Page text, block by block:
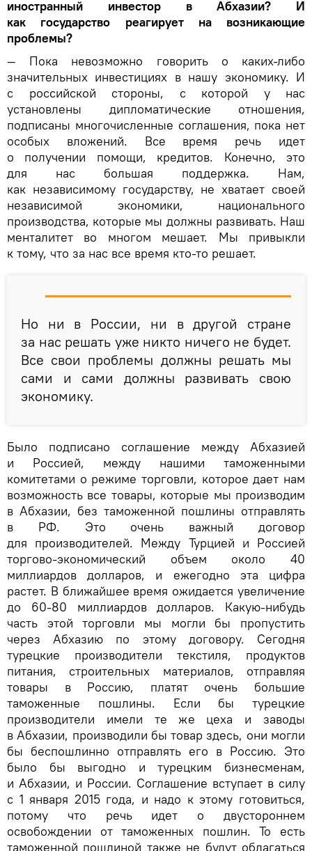
иностранный инвестор в Абхазии? И
как государство реагирует на возникающие
проблемы?
— Пока невозможно говорить о каких-либо
значительных инвестициях в нашу экономику. И
с российской стороны, с которой у нас
установлены дипломатические отношения,
подписаны многочисленные соглашения, пока нет
особых вложений. Все время речь идет
о получении помощи, кредитов. Конечно, это
для нас большая поддержка. Нам,
как независимому государству, не хватает своей
независимой экономики, национального
производства, которые мы должны развивать. Наш
менталитет во многом мешает. Мы привыкли
к тому, что за нас все время кто-то решает.
Но ни в России, ни в другой стране
за нас решать уже никто ничего не будет.
Все свои проблемы должны решать мы
сами и сами должны развивать свою
экономику.
Было подписано соглашение между Абхазией
и Россией, между нашими таможенными
комитетами о режиме торговли, которое дает нам
возможность все товары, которые мы производим
в Абхазии, без таможенной пошлины отправлять
в РФ. Это очень важный договор
для производителей. Между Турцией и Россией
торгово-экономический объем около 40
миллиардов долларов, и ежегодно эта цифра
растет. В ближайшее время ожидается увеличение
до 60-80 миллиардов долларов. Какую-нибудь
часть этой торговли мы могли бы пропустить
через Абхазию по этому договору. Сегодня
турецкие производители текстиля, продуктов
питания, строительных материалов, отправляя
товары в Россию, платят очень большие
таможенные пошлины. Если бы турецкие
производители имели те же цеха и заводы
в Абхазии, производили бы товар здесь, они могли
бы беспошлинно отправлять его в Россию. Это
было бы выгодно и турецким бизнесменам,
и Абхазии, и России. Соглашение вступает в силу
с 1 января 2015 года, и надо к этому готовиться,
потому что речь идет о двустороннем
освобождении от таможенных пошлин. То есть
таможенной пошлиной также не будут облагаться